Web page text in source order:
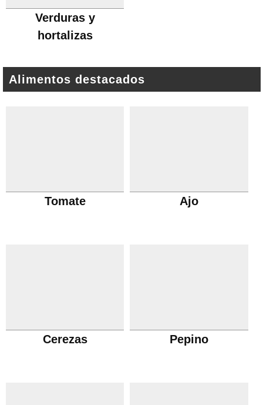
Verduras y
hortalizas
Alimentos destacados
Tomate Ajo
Cerezas Pepino